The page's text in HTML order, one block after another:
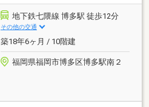
地下鉄七隈線 博多駅 徒歩12分
その他の交通
築18年6ヶ月 / 10階建
福岡県福岡市博多区博多駅南２